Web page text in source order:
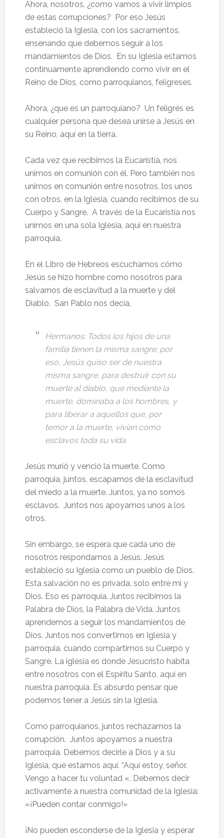
Ahora, nosotros, ¿como vamos a vivir limpios
de estas corrupciones? Por eso Jesús
estableció la Iglesia, con los sacramentos,
ensenando que debemos seguir a los
mandamientos de Dios. En su Iglesia estamos
continuamente aprendiendo como vivir en el
Reino de Dios, como parroquianos, feligreses.
Ahora, ¿que es un parroquiano? Un feligrés es
cualquier persona que desea unirse a Jesús en
su Reino, aquí en la tierra.
Cada vez que recibimos la Eucaristía, nos
unimos en comunión con él. Pero también nos
unimos en comunión entre nosotros, los unos
con otros, en la Iglesia, cuando recibimos de su
Cuerpo y Sangre. A través de la Eucaristía nos
unimos en una sola Iglesia, aquí en nuestra
parroquia.
En el Libro de Hebreos escuchamos cómo
Jesús se hizo hombre como nosotros para
salvarnos de esclavitud a la muerte y del
Diablo. San Pablo nos decía,
Hermanos: Todos los hijos de una
familia tienen la misma sangre; por
eso, Jesús quiso ser de nuestra
misma sangre, para destruir con su
muerte al diablo, que mediante la
muerte, dominaba a los hombres, y
para liberar a aquellos que, por
temor a la muerte, vivían como
esclavos toda su vida.
Jesús murió y venció la muerte. Como
parroquia, juntos, escapamos de la esclavitud
del miedo a la muerte. Juntos, ya no somos
esclavos. Juntos nos apoyamos unos a los
otros.
Sin embargo, se espera que cada uno de
nosotros respondamos a Jesús. Jesús
estableció su Iglesia como un pueblo de Dios.
Esta salvación no es privada, solo entre mi y
Dios. Eso es parroquia. Juntos recibimos la
Palabra de Dios, la Palabra de Vida. Juntos
aprendemos a seguir los mandamientos de
Dios. Juntos nos convertimos en Iglesia y
parroquia, cuando compartimos su Cuerpo y
Sangre. La iglesia es donde Jesucristo habita
entre nosotros con el Espíritu Santo, aquí en
nuestra parroquia. Es absurdo pensar que
podemos tener a Jesús sin la Iglesia.
Como parroquianos, juntos rechazamos la
corrupción. Juntos apoyamos a nuestra
parroquia. Debemos decirle a Dios y a su
Iglesia, que estamos aquí. “Aquí estoy, señor.
Vengo a hacer tu voluntad «. Debemos decir
activamente a nuestra comunidad de la Iglesia:
«¡Pueden contar conmigo!»
¡No pueden esconderse de la Iglesia y esperar